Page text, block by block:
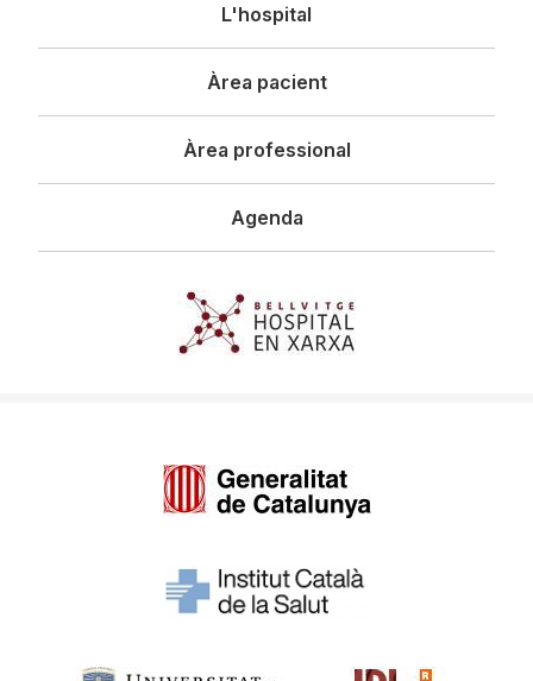
principal
L'hospital
Àrea pacient
Àrea professional
Agenda